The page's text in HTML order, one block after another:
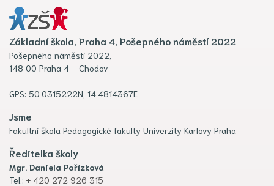
Základní škola, Praha 4, Pošepného náměstí 2022
Pošepného náměstí 2022,
148 00 Praha 4 – Chodov
GPS: 50.0315222N, 14.4814367E
Jsme
Fakultní škola Pedagogické fakulty Univerzity Karlovy Praha
Ředitelka školy
Mgr. Daniela Pořízková
Tel.: + 420 272 926 315